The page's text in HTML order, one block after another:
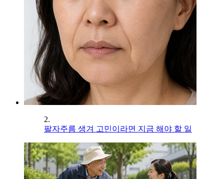
2.
팔자주름 생겨 고민이라면 지금 해야 할 일